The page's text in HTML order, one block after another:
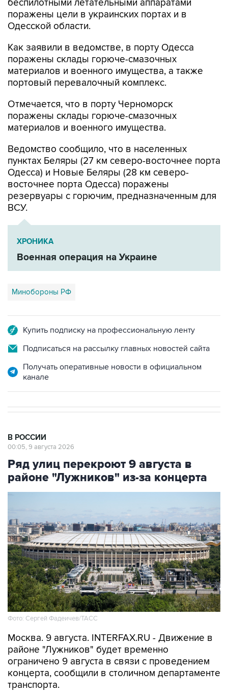
беспилотными летательными аппаратами
поражены цели в украинских портах и в
Одесской области.
Как заявили в ведомстве, в порту Одесса
поражены склады горюче-смазочных
материалов и военного имущества, а также
портовый перевалочный комплекс.
Отмечается, что в порту Черноморск
поражены склады горюче-смазочных
материалов и военного имущества.
Ведомство сообщило, что в населенных
пунктах Беляры (27 км северо-восточнее порта
Одесса) и Новые Беляры (28 км северо-
восточнее порта Одесса) поражены
резервуары с горючим, предназначенным для
ВСУ.
ХРОНИКА
Военная операция на Украине
Минобороны РФ
Купить подписку на профессиональную ленту
Подписаться на рассылку главных новостей сайта
Получать оперативные новости в официальном
канале
В РОССИИ
00:05, 9 августа 2026
Ряд улиц перекроют 9 августа в
районе "Лужников" из-за концерта
Фото: Сергей Фадеичев/ТАСС
Москва. 9 августа. INTERFAX.RU - Движение в
районе "Лужников" будет временно
ограничено 9 августа в связи с проведением
концерта, сообщили в столичном департаменте
транспорта.